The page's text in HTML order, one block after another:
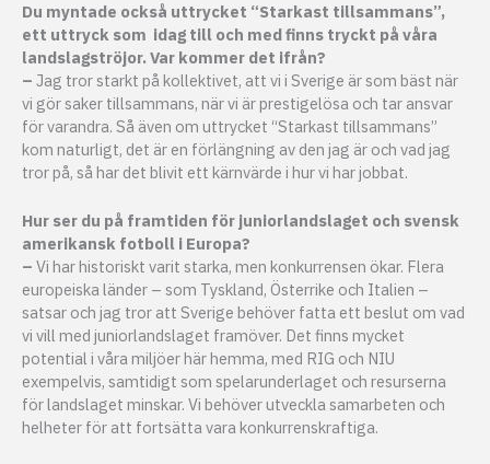
Du myntade också uttrycket “Starkast tillsammans”,
ett uttryck som idag till och med finns tryckt på våra
landslagströjor. Var kommer det ifrån?
– Jag tror starkt på kollektivet, att vi i Sverige är som bäst när
vi gör saker tillsammans, när vi är prestigelösa och tar ansvar
för varandra. Så även om uttrycket “Starkast tillsammans”
kom naturligt, det är en förlängning av den jag är och vad jag
tror på, så har det blivit ett kärnvärde i hur vi har jobbat.
Hur ser du på framtiden för juniorlandslaget och svensk
amerikansk fotboll i Europa?
– Vi har historiskt varit starka, men konkurrensen ökar. Flera
europeiska länder – som Tyskland, Österrike och Italien –
satsar och jag tror att Sverige behöver fatta ett beslut om vad
vi vill med juniorlandslaget framöver. Det finns mycket
potential i våra miljöer här hemma, med RIG och NIU
exempelvis, samtidigt som spelarunderlaget och resurserna
för landslaget minskar. Vi behöver utveckla samarbeten och
helheter för att fortsätta vara konkurrenskraftiga.